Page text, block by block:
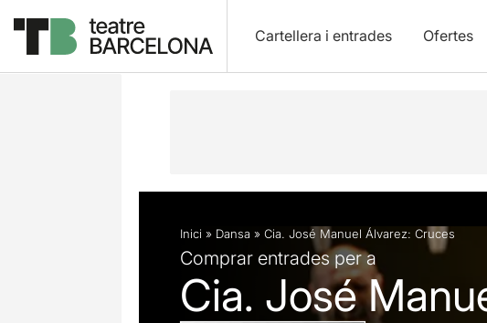
Cartellera i entrades Ofertes
Descripció Fitxa artística Fotos i vídeos
Inici » Dansa » Cia. José Manuel Álvarez: Cruces
Comprar entrades per a
Cia. José